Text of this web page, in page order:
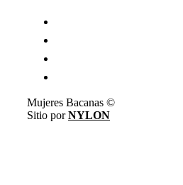
Mujeres Bacanas ©
Sitio porNYLON